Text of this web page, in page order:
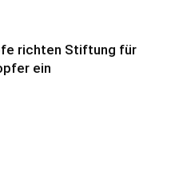
richten Stiftung für
ein